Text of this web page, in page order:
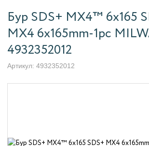
Бур SDS+ MX4™ 6x165
MX4 6x165mm-1pc
4932352012
Артикул: 4932352012